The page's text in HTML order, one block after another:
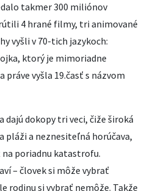
takmer 300 miliónov
4 hrané filmy, tri animované
vyšli v 70-tich jazykoch:
ktorý je mimoriadne
práve vyšla 19.časť s názvom
dajú dokopy tri veci, čiže široká
pláži a neznesiteľná horúčava,
poriadnu katastrofu.
– človek si môže vybrať
rodinu si vybrať nemôže. Takže